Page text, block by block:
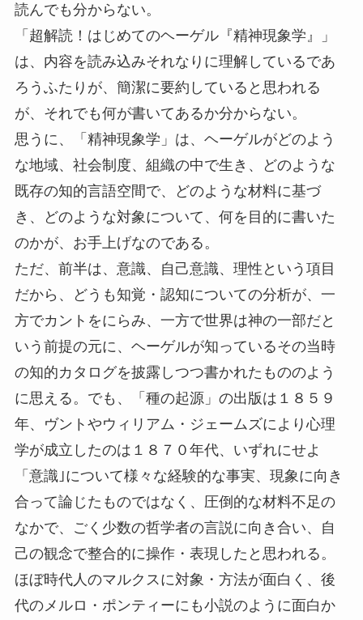
読んでも分からない。
「超解読！はじめてのヘーゲル『精神現象学』」
は、内容を読み込みそれなりに理解しているであ
ろうふたりが、簡潔に要約していると思われる
が、それでも何が書いてあるか分からない。
思うに、「精神現象学」は、ヘーゲルがどのよう
な地域、社会制度、組織の中で生き、どのような
既存の知的言語空間で、どのような材料に基づ
き、どのような対象について、何を目的に書いた
のかが、お手上げなのである。
ただ、前半は、意識、自己意識、理性という項目
だから、どうも知覚・認知についての分析が、一
方でカントをにらみ、一方で世界は神の一部だと
いう前提の元に、ヘーゲルが知っているその当時
の知的カタログを披露しつつ書かれたもののよう
に思える。でも、「種の起源」の出版は１８５９
年、ヴントやウィリアム・ジェームズにより心理
学が成立したのは１８７０年代、いずれにせよ
「意識｣について様々な経験的な事実、現象に向き
合って論じたものではなく、圧倒的な材料不足の
なかで、ごく少数の哲学者の言説に向き合い、自
己の観念で整合的に操作・表現したと思われる。
ほぼ時代人のマルクスに対象・方法が面白く、後
代のメルロ・ポンティーにも小説のように面白か